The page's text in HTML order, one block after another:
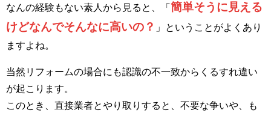
なんの経験もない素人から見ると、「 簡単そうに見える
けどなんでそんなに高いの？ 」ということがよくあり
ますよね。
当然リフォームの場合にも認識の不一致からくるすれ違い
が起こります。
このとき、直接業者とやり取りすると、不要な争いや、も